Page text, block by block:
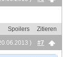
Spoilers
Zitieren
)
#7